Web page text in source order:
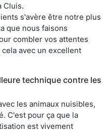
Cluis.
s'avère être notre plus
que nous faisons
combler vos attentes
avec un excellent
technique contre les
les animaux nuisibles,
C'est pour ça que la
est vivement